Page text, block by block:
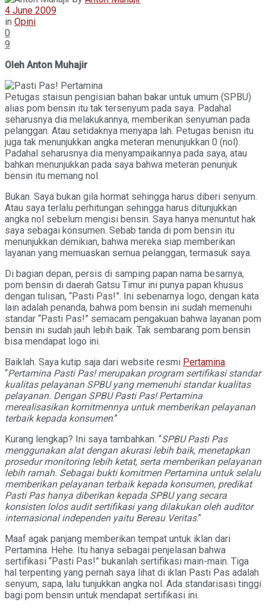
4 June 2009
in Opini
0
9
Oleh Anton Muhajir
Petugas staisun pengisian bahan bakar untuk umum (SPBU)
alias pom bensin itu tak tersenyum pada saya. Padahal
seharusnya dia melakukannya, memberikan senyuman pada
pelanggan. Atau setidaknya menyapa lah. Petugas benisn itu
juga tak menunjukkan angka meteran menunjukkan 0 (nol).
Padahal seharusnya dia menyampaikannya pada saya, atau
bahkan menunjukkan pada saya bahwa meteran penunjuk
bensin itu memang nol.
Bukan. Saya bukan gila hormat sehingga harus diberi senyum.
Atau saya terlalu perhitungan sehingga harus ditunjukkan
angka nol sebelum mengisi bensin. Saya hanya menuntut hak
saya sebagai konsumen. Sebab tanda di pom bensin itu
menunjukkan demikian, bahwa mereka siap memberikan
layanan yang memuaskan semua pelanggan, termasuk saya.
Di bagian depan, persis di samping papan nama besarnya,
pom bensin di daerah Gatsu Timur ini punya papan khusus
dengan tulisan, “Pasti Pas!”. Ini sebenarnya logo, dengan kata
lain adalah penanda, bahwa pom bensin ini sudah memenuhi
standar “Pasti Pas!” semacam pengakuan bahwa layanan pom
bensin ini sudah jauh lebih baik. Tak sembarang pom bensin
bisa mendapat logo ini.
Baiklah. Saya kutip saja dari website resmi Pertamina.
“Pertamina Pasti Pas! merupakan program sertifikasi standar
kualitas pelayanan SPBU yang memenuhi standar kualitas
pelayanan. Dengan SPBU Pasti Pas! Pertamina
merealisasikan komitmennya untuk memberikan pelayanan
terbaik kepada konsumen.”
Kurang lengkap? Ini saya tambahkan. “SPBU Pasti Pas
menggunakan alat dengan akurasi lebih baik, menetapkan
prosedur monitoring lebih ketat, serta memberikan pelayanan
lebih ramah. Sebagai bukti komitmen Pertamina untuk selalu
memberikan pelayanan terbaik kepada konsumen, predikat
Pasti Pas hanya diberikan kepada SPBU yang secara
konsisten lolos audit sertifikasi yang dilakukan oleh auditor
internasional independen yaitu Bereau Veritas.”
Maaf agak panjang memberikan tempat untuk iklan dari
Pertamina. Hehe. Itu hanya sebagai penjelasan bahwa
sertifikasi “Pasti Pas!” bukanlah sertifikasi main-main. Tiga
hal terpenting yang pernah saya lihat di iklan Pasti Pas adalah
senyum, sapa, lalu tunjukkan angka nol. Ada standarisasi tinggi
bagi pom bensin untuk mendapat sertifikasi ini.